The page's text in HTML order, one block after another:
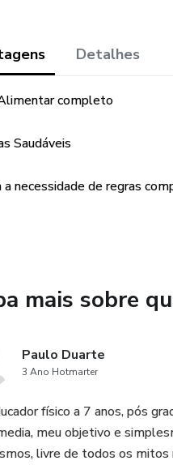
Detalhes
completo
Saudáveis
a necessidade de regras
mais sobre
Paulo Duarte
3 Ano Hotmarter
físico a 7 anos, pós
meu objetivo e
livre de todos os mitos